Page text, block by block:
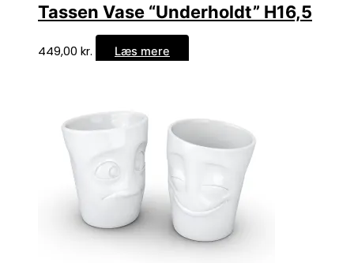
Tassen Vase “Underholdt” H16,5
449,00 kr. Læs mere